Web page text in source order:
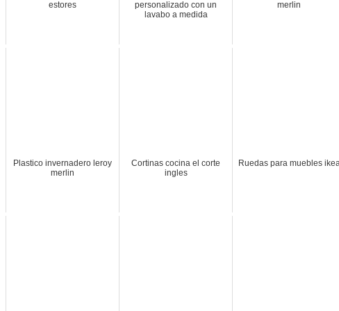
estores
personalizado con un
lavabo a medida
merlin
Plastico invernadero leroy
merlin
Cortinas cocina el corte
ingles
Ruedas para muebles